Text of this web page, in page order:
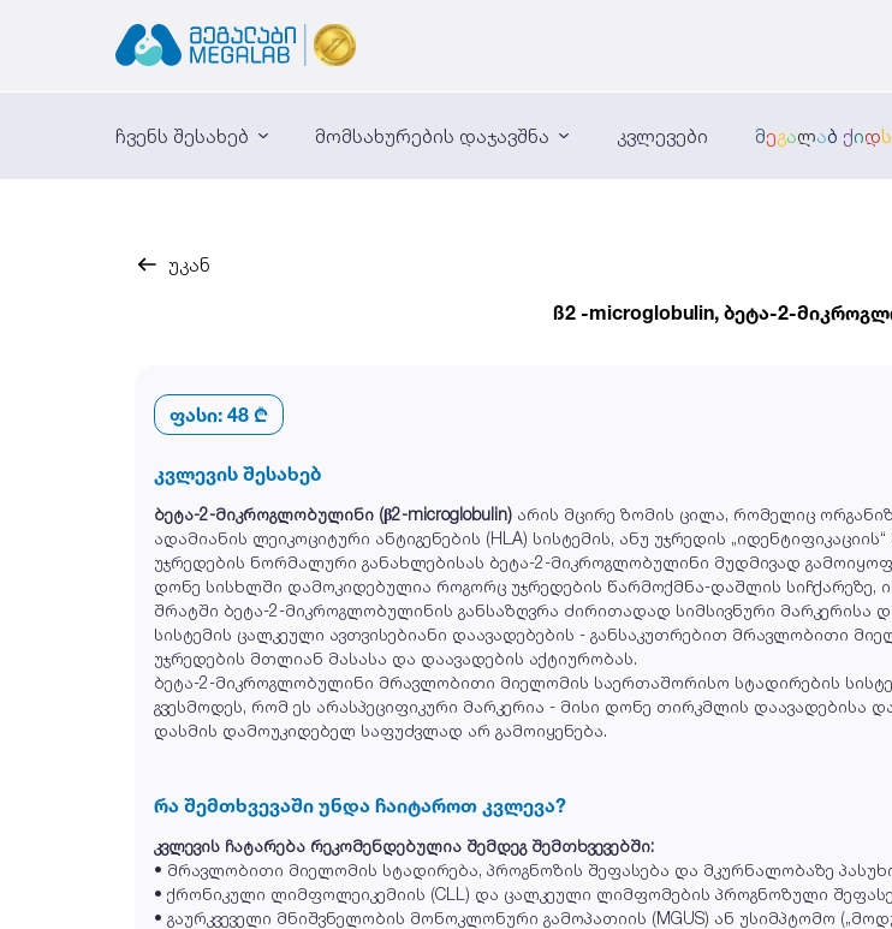
ჩვენს შესახებ მომსახურების დაჯავშნა კვლევები მეგალაბ ქიდს
უკან
ß2 -microglobulin, ბეტა-2-
ფასი: 48 ₾
კვლევის შესახებ
ბეტა-2-მიკროგლობულინი (β2-microglobulin) არის მცირე ზომის ცილა, რომელიც
ადამიანის ლეიკოციტური ანტიგენების (HLA) სისტემის, ანუ უჯრედის
უჯრედების ნორმალური განახლებისას ბეტა-2-მიკროგლობულინი მუდმივად
დონე სისხლში დამოკიდებულია როგორც უჯრედების წარმოქმნა-დაშლის სიჩქარეზე,
შრატში ბეტა-2-მიკროგლობულინის განსაზღვრა ძირითადად სიმსივნური მარკერისა
სისტემის ცალკეული ავთვისებიანი დაავადებების - განსაკუთრებით მრავლობითი
უჯრედების მთლიან მასასა და დაავადების აქტიურობას.
ბეტა-2-მიკროგლობულინი მრავლობითი მიელომის საერთაშორისო სტადირების
გვესმოდეს, რომ ეს არასპეციფიკური მარკერია - მისი დონე თირკმლის დაავადებისა
დასმის დამოუკიდებელ საფუძვლად არ გამოიყენება.
რა შემთხვევაში უნდა ჩაიტაროთ კვლევა?
კვლევის ჩატარება რეკომენდებულია შემდეგ შემთხვევებში:
• მრავლობითი მიელომის სტადირება, პროგნოზის შეფასება და მკურნალობაზე
• ქრონიკული ლიმფოლეიკემიის (CLL) და ცალკეული ლიმფომების პროგნოზული
• გაურკვეველი მნიშვნელობის მონოკლონური გამოპათიის (MGUS) ან უსიმპტომო